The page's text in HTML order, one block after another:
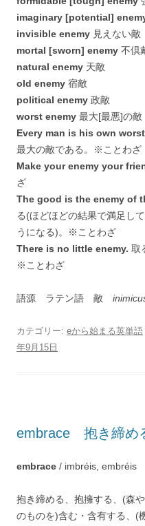
imaginary [potential]
invisible enemy 見えない敵
mortal [sworn] enemy 不倶
natural enemy 天敵
old enemy 宿敵
political enemy 政敵
worst enemy 最大[最悪]の敵
Every man is his own
最大の敵である。※ことわざ
Make your enemy your
ざ
The good is the enemy of
る(ほどほどの結果で満足し
うになる)。※ことわざ
There is no little enemy. 取
※ことわざ
語源 ラテン語 敵
カテゴリー: eから始まる英単語
年9月15日
embrace 抱き締め
embrace / imbréis, embréis
抱き締める、抱擁する、(森
のものを)含む・含有する、(